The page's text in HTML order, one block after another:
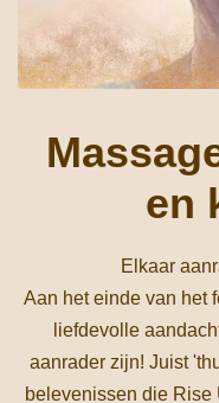
en
Elkaar
Aan het einde van het
liefdevolle
aanrader zijn! Juist
belevenissen die Rise